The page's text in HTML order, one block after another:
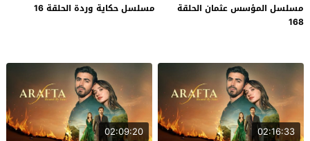
مسلسل المؤسس عثمان الحلقة
168
مسلسل حكاية وردة الحلقة 16
02:16:33
02:09:20